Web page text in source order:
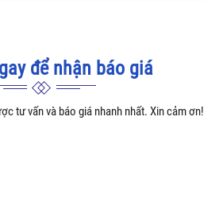
để nhận báo giá
tư vấn và báo giá nhanh nhất. Xin cảm ơn!